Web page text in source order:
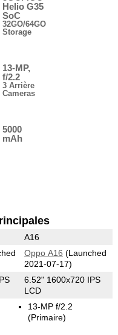
Helio G35
SoC
32GO/64GO
Storage
13-MP,
f/2.2
3 Arrière
Cameras
5000
mAh
A16
Oppo A16 (Launched
2021-07-17)
6.52" 1600x720 IPS
LCD
13-MP f/2.2
(Primaire)